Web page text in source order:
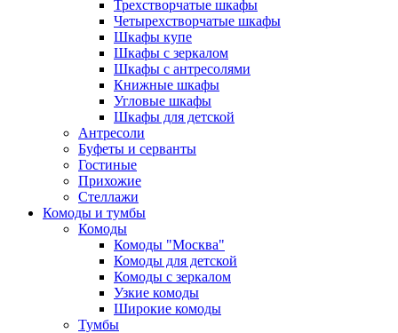
Трехстворчатые шкафы
Четырехстворчатые шкафы
Шкафы купе
Шкафы с зеркалом
Шкафы с антресолями
Книжные шкафы
Угловые шкафы
Шкафы для детской
Антресоли
Буфеты и серванты
Гостиные
Прихожие
Стеллажи
Комоды и тумбы
Комоды
Комоды "Москва"
Комоды для детской
Комоды с зеркалом
Узкие комоды
Широкие комоды
Тумбы